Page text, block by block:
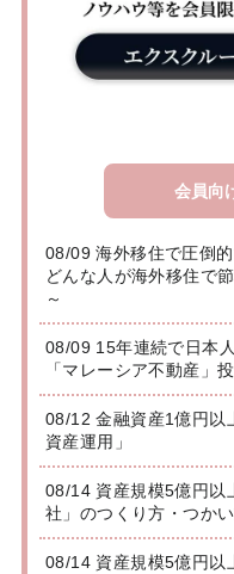
会員向
08/09 海外移住で圧倒
どんな人が海外移住で
～
08/09 15年連続で日本
「マレーシア不動産」
08/12 金融資産1億円以
資産運用」
08/14 資産規模5億円以
社」のつくり方・つか
08/14 資産規模5億円以